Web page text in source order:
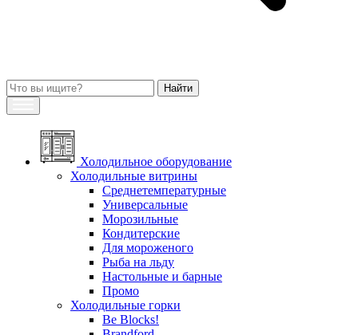
Холодильное оборудование
Холодильные витрины
Среднетемпературные
Универсальные
Морозильные
Кондитерские
Для мороженого
Рыба на льду
Настольные и барные
Промо
Холодильные горки
Be Blocks!